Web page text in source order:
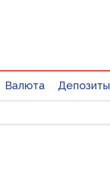
Валюта Депозиты